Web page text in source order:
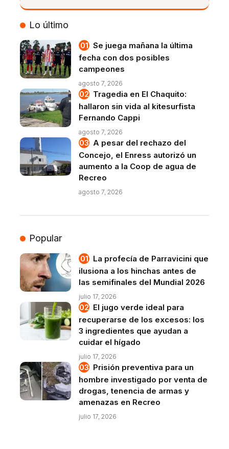
VIVO
Lo último
Se juega mañana la última
fecha con dos posibles
campeones
agosto 7, 2026
Tragedia en El Chaquito:
hallaron sin vida al kitesurfista
Fernando Cappi
agosto 7, 2026
A pesar del rechazo del
Concejo, el Enress autorizó un
aumento a la Coop de agua de
Recreo
agosto 7, 2026
Popular
La profecía de Parravicini que
ilusiona a los hinchas antes de
las semifinales del Mundial 2026
julio 17, 2026
El jugo verde ideal para
recuperarse de los excesos: los
3 ingredientes que ayudan a
cuidar el hígado
julio 17, 2026
Prisión preventiva para un
hombre investigado por venta de
drogas, tenencia de armas y
amenazas en Recreo
julio 17, 2026